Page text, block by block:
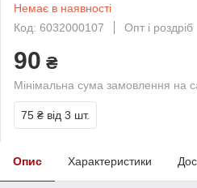
Немає в наявності
Код: 6032000107
Опт і роздріб
90 ₴
Мінімальна сума замовлення на
75 ₴ від 3 шт.
Опис Характеристики